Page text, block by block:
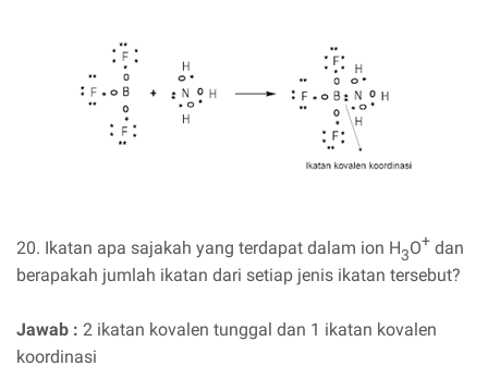
20. Ikatan apa sajakah yang terdapat dalam ion H3O+ dan
berapakah jumlah ikatan dari setiap jenis ikatan tersebut?
Jawab : 2 ikatan kovalen tunggal dan 1 ikatan kovalen
koordinasi